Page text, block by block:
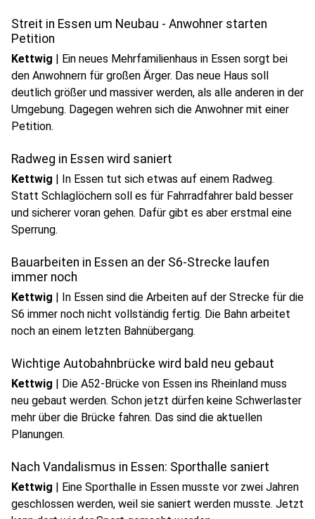
Streit in Essen um Neubau - Anwohner starten
Petition
Kettwig | Ein neues Mehrfamilienhaus in Essen sorgt bei
den Anwohnern für großen Ärger. Das neue Haus soll
deutlich größer und massiver werden, als alle anderen in der
Umgebung. Dagegen wehren sich die Anwohner mit einer
Petition.
Radweg in Essen wird saniert
Kettwig | In Essen tut sich etwas auf einem Radweg.
Statt Schlaglöchern soll es für Fahrradfahrer bald besser
und sicherer voran gehen. Dafür gibt es aber erstmal eine
Sperrung.
Bauarbeiten in Essen an der S6-Strecke laufen
immer noch
Kettwig | In Essen sind die Arbeiten auf der Strecke für die
S6 immer noch nicht vollständig fertig. Die Bahn arbeitet
noch an einem letzten Bahnübergang.
Wichtige Autobahnbrücke wird bald neu gebaut
Kettwig | Die A52-Brücke von Essen ins Rheinland muss
neu gebaut werden. Schon jetzt dürfen keine Schwerlaster
mehr über die Brücke fahren. Das sind die aktuellen
Planungen.
Nach Vandalismus in Essen: Sporthalle saniert
Kettwig | Eine Sporthalle in Essen musste vor zwei Jahren
geschlossen werden, weil sie saniert werden musste. Jetzt